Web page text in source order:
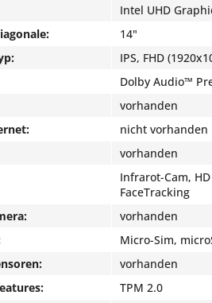
Intel UHD
14"
IPS, FHD
Dolby Audio™
vorhanden
nicht vorhanden
vorhanden
Infrarot-Cam,
FaceTracking
vorhanden
Micro-Sim,
vorhanden
TPM 2.0